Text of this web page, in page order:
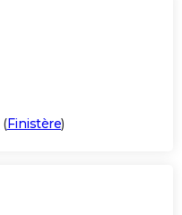
(Finistère)